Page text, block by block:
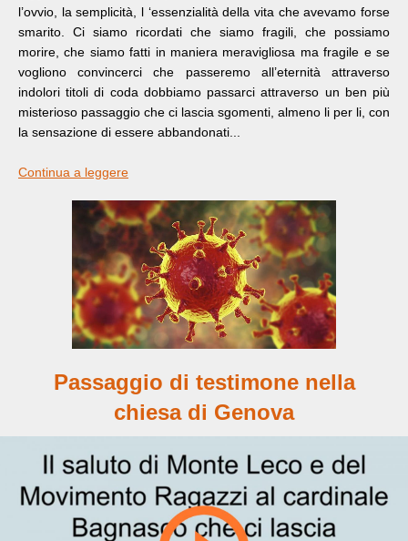
l’ovvio, la semplicità, l ‘essenzialità della vita che avevamo forse
smarito. Ci siamo ricordati che siamo fragili, che possiamo
morire, che siamo fatti in maniera meravigliosa ma fragile e se
vogliono convincerci che passeremo all’eternità attraverso
indolori titoli di coda dobbiamo passarci attraverso un ben più
misterioso passaggio che ci lascia sgomenti, almeno li per li, con
la sensazione di essere abbandonati...
Continua a leggere
Passaggio di testimone nella
chiesa di Genova